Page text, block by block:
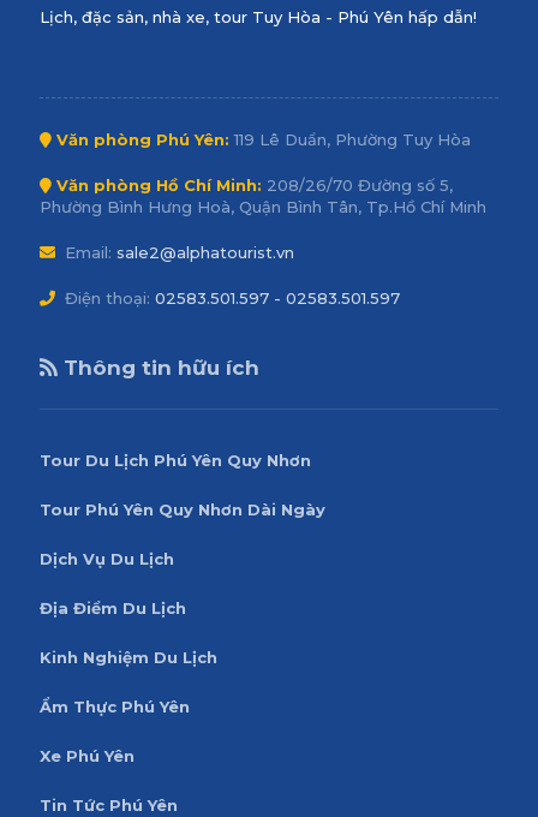
Lịch, đặc sản, nhà xe, tour Tuy Hòa - Phú Yên hấp dẫn!
Văn phòng Phú Yên: 119 Lê Duẩn, Phường Tuy Hòa
Văn phòng Hồ Chí Minh: 208/26/70 Đường số 5,
Phường Bình Hưng Hoà, Quận Bình Tân, Tp.Hồ Chí Minh
Email: sale2@alphatourist.vn
Điện thoại: 02583.501.597 - 02583.501.597
Thông tin hữu ích
Tour Du Lịch Phú Yên Quy Nhơn
Tour Phú Yên Quy Nhơn Dài Ngày
Dịch Vụ Du Lịch
Địa Điểm Du Lịch
Kinh Nghiệm Du Lịch
Ẩm Thực Phú Yên
Xe Phú Yên
Tin Tức Phú Yên